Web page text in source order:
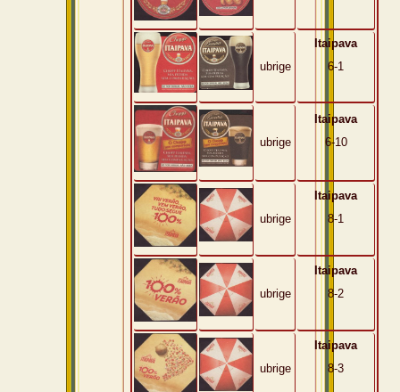
ubrige
Itaipava
6-1
ubrige
Itaipava
6-10
ubrige
Itaipava
8-1
ubrige
Itaipava
8-2
ubrige
Itaipava
8-3